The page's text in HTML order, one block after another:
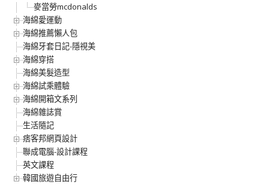
麥當勞mcdonalds
海綿愛運動
海綿推薦懶人包
海綿牙套日記-隱視美
海綿穿搭
海綿美髮造型
海綿試乘體驗
海綿開箱文系列
海綿雜誌賞
生活隨記
痞客邦網頁設計
聯成電腦-設計課程
英文課程
韓國旅遊自由行